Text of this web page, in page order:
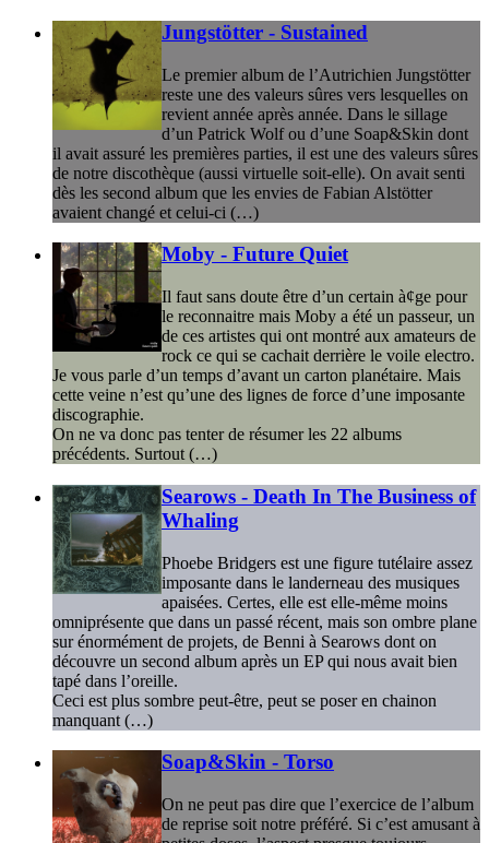
Jungstötter - Sustained
Le premier album de l’Autrichien Jungstötter
reste une des valeurs sûres vers lesquelles on
revient année après année. Dans le sillage
d’un Patrick Wolf ou d’une Soap&Skin dont
il avait assuré les premières parties, il est une des valeurs sûres
de notre discothèque (aussi virtuelle soit-elle). On avait senti
dès les second album que les envies de Fabian Alstötter
avaient changé et celui-ci (…)
Moby - Future Quiet
Il faut sans doute être d’un certain à¢ge pour
le reconnaitre mais Moby a été un passeur, un
de ces artistes qui ont montré aux amateurs de
rock ce qui se cachait derrière le voile electro.
Je vous parle d’un temps d’avant un carton planétaire. Mais
cette veine n’est qu’une des lignes de force d’une imposante
discographie.
On ne va donc pas tenter de résumer les 22 albums
précédents. Surtout (…)
Searows - Death In The Business of
Whaling
Phoebe Bridgers est une figure tutélaire assez
imposante dans le landerneau des musiques
apaisées. Certes, elle est elle-même moins
omniprésente que dans un passé récent, mais son ombre plane
sur énormément de projets, de Benni à Searows dont on
découvre un second album après un EP qui nous avait bien
tapé dans l’oreille.
Ceci est plus sombre peut-être, peut se poser en chainon
manquant (…)
Soap&Skin - Torso
On ne peut pas dire que l’exercice de l’album
de reprise soit notre préféré. Si c’est amusant à